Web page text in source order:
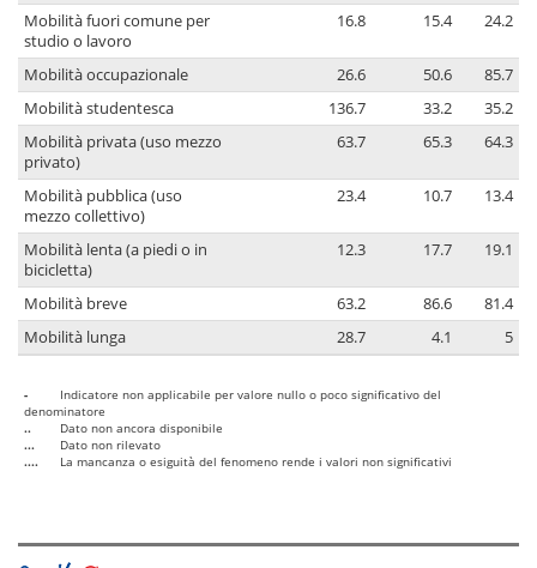
Mobilità fuori comune per
studio o lavoro
16.8 15.4 24.2
Mobilità occupazionale 26.6 50.6
85.7
Mobilità studentesca
136.7 33.2
35.2
Mobilità privata (uso mezzo
privato)
63.7 65.3 64.3
Mobilità pubblica (uso
mezzo collettivo)
23.4 10.7 13.4
Mobilità lenta (a piedi o in
bicicletta)
12.3 17.7 19.1
Mobilità breve 63.2 86.6
81.4
Mobilità lunga
28.7 4.1 5
-
Indicatore non applicabile per valore nullo o poco significativo del
denominatore
..
Dato non ancora disponibile
...
Dato non rilevato
....
La mancanza o esiguità del fenomeno rende i valori non significativi